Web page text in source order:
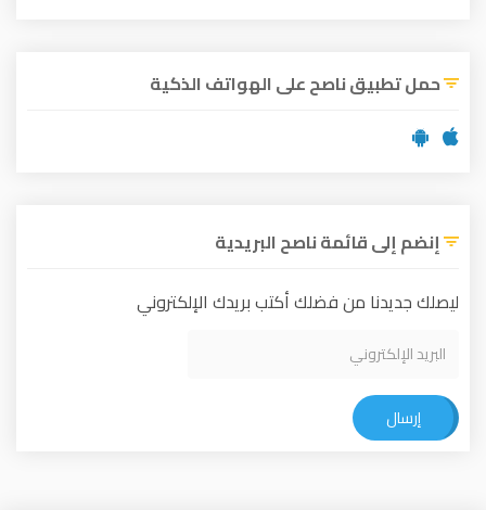
حمل تطبيق ناصح على الهواتف الذكية
إنضم إلى قائمة ناصح البريدية
ليصلك جديدنا من فضلك أكتب بريدك الإلكتروني
إرسال